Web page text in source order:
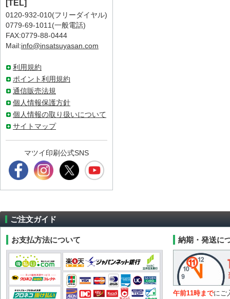
[TEL]
0120-932-010(フリーダイヤル)
0779-69-1011(一般電話)
FAX:0779-88-0444
Mail:info@insatsuyasan.com
利用規約
ポイント利用規約
通信販売法規
個人情報保護方針
個人情報の取り扱いについて
サイトマップ
マツイ印刷公式SNS
ご注文ガイド
お支払方法について 納期・発送に
午前11時までにご